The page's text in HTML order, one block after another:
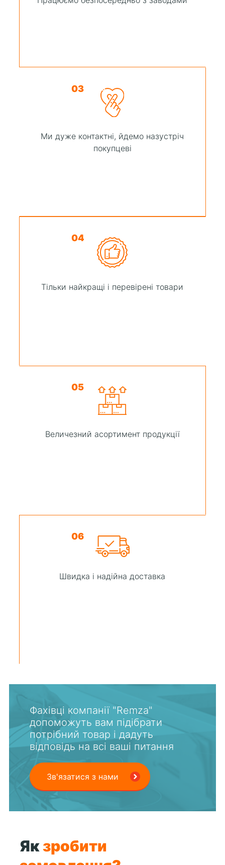
03
Ми дуже контактні, йдемо назустріч
покупцеві
04
Тільки найкращі і перевірені товари
05
Величезний асортимент продукції
06
Швидка і надійна доставка
Фахівці компанії "Remza"
допоможуть вам підібрати
потрібний товар і дадуть
відповідь на всі ваші питання
Зв'язатися з нами
Якзробити